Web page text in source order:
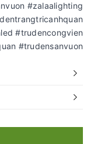
#zalaalighting
#trudencongvien
#trudensanvuon